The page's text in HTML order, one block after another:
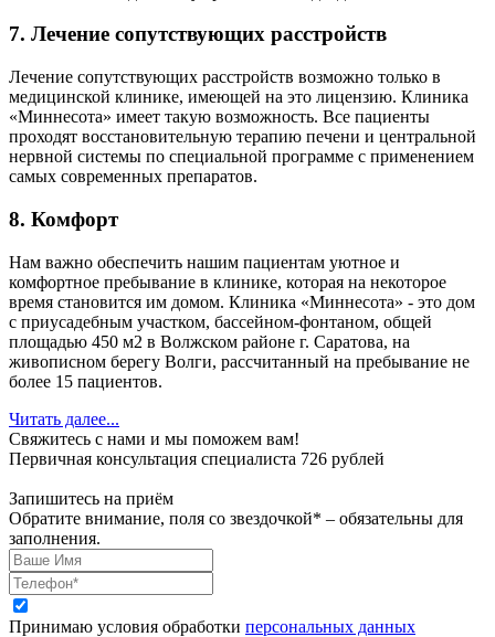
7. Лечение сопутствующих расстройств
Лечение сопутствующих расстройств возможно только в
медицинской клинике, имеющей на это лицензию. Клиника
«Миннесота» имеет такую возможность. Все пациенты
проходят восстановительную терапию печени и центральной
нервной системы по специальной программе с применением
самых современных препаратов.
8. Комфорт
Нам важно обеспечить нашим пациентам уютное и
комфортное пребывание в клинике, которая на некоторое
время становится им домом. Клиника «Миннесота» - это дом
с приусадебным участком, бассейном-фонтаном, общей
площадью 450 м2 в Волжском районе г. Саратова, на
живописном берегу Волги, рассчитанный на пребывание не
более 15 пациентов.
Читать далее...
Свяжитесь с нами и мы поможем вам!
Первичная консультация специалиста 726 рублей
Запишитесь на приём
Обратите внимание, поля со звездочкой* – обязательны для
заполнения.
Принимаю условия обработки персональных данных